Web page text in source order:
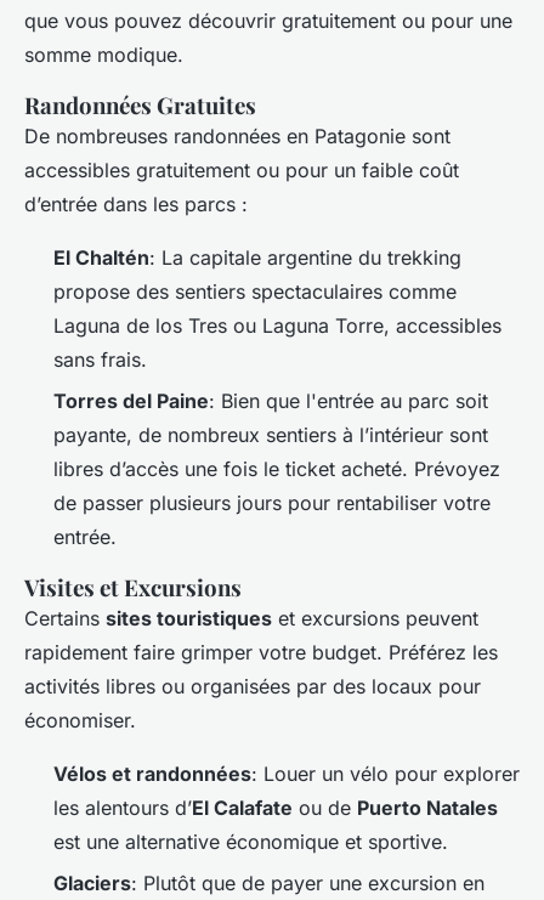
que vous pouvez découvrir gratuitement ou pour une
somme modique.
Randonnées Gratuites
De nombreuses randonnées en Patagonie sont
accessibles gratuitement ou pour un faible coût
d’entrée dans les parcs :
El Chaltén: La capitale argentine du trekking
propose des sentiers spectaculaires comme
Laguna de los Tres ou Laguna Torre, accessibles
sans frais.
Torres del Paine: Bien que l'entrée au parc soit
payante, de nombreux sentiers à l’intérieur sont
libres d’accès une fois le ticket acheté. Prévoyez
de passer plusieurs jours pour rentabiliser votre
entrée.
Visites et Excursions
Certains sites touristiques et excursions peuvent
rapidement faire grimper votre budget. Préférez les
activités libres ou organisées par des locaux pour
économiser.
Vélos et randonnées: Louer un vélo pour explorer
les alentours d’El Calafate ou de Puerto Natales
est une alternative économique et sportive.
Glaciers: Plutôt que de payer une excursion en